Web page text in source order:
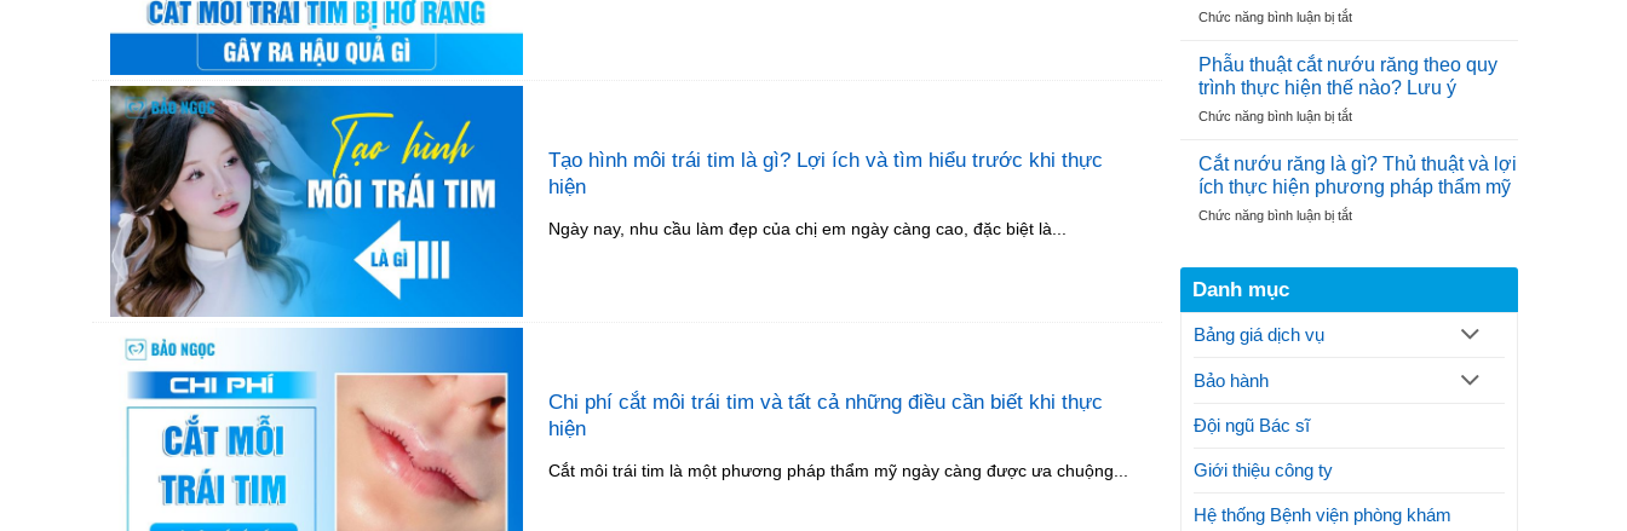
Tạo hình môi trái tim là gì? Lợi ích và tìm hiểu trước khi thực
hiện
Ngày nay, nhu cầu làm đẹp của chị em ngày càng cao, đặc biệt là...
Chi phí cắt môi trái tim và tất cả những điều cần biết khi thực
hiện
Cắt môi trái tim là một phương pháp thẩm mỹ ngày càng được ưa chuộng...
Noel”
–
răng
18.000.000đ
tại
Nha
Bảo
Ngọc
Chức năng bình luận bị tắtở
vít
gãy
xương
hàm:
pháp
hiện
điều
Phẫu thuật cắt nướu răng theo quy
trình thực hiện thế nào? Lưu ý
Chức năng bình luận bị tắtở
thuật
cắt
nướu
răng
Cắt nướu răng là gì? Thủ thuật và lợi
ích thực hiện phương pháp thẩm mỹ
Chức năng bình luận bị tắtở
gì?
thẩm
Danh mục
Bảng giá dịch vụ
Bảo hành
Đội ngũ Bác sĩ
Giới thiệu công ty
Hệ thống Bệnh viện phòng khám